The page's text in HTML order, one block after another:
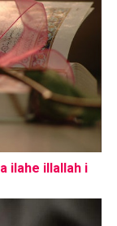
ilahe illallah i